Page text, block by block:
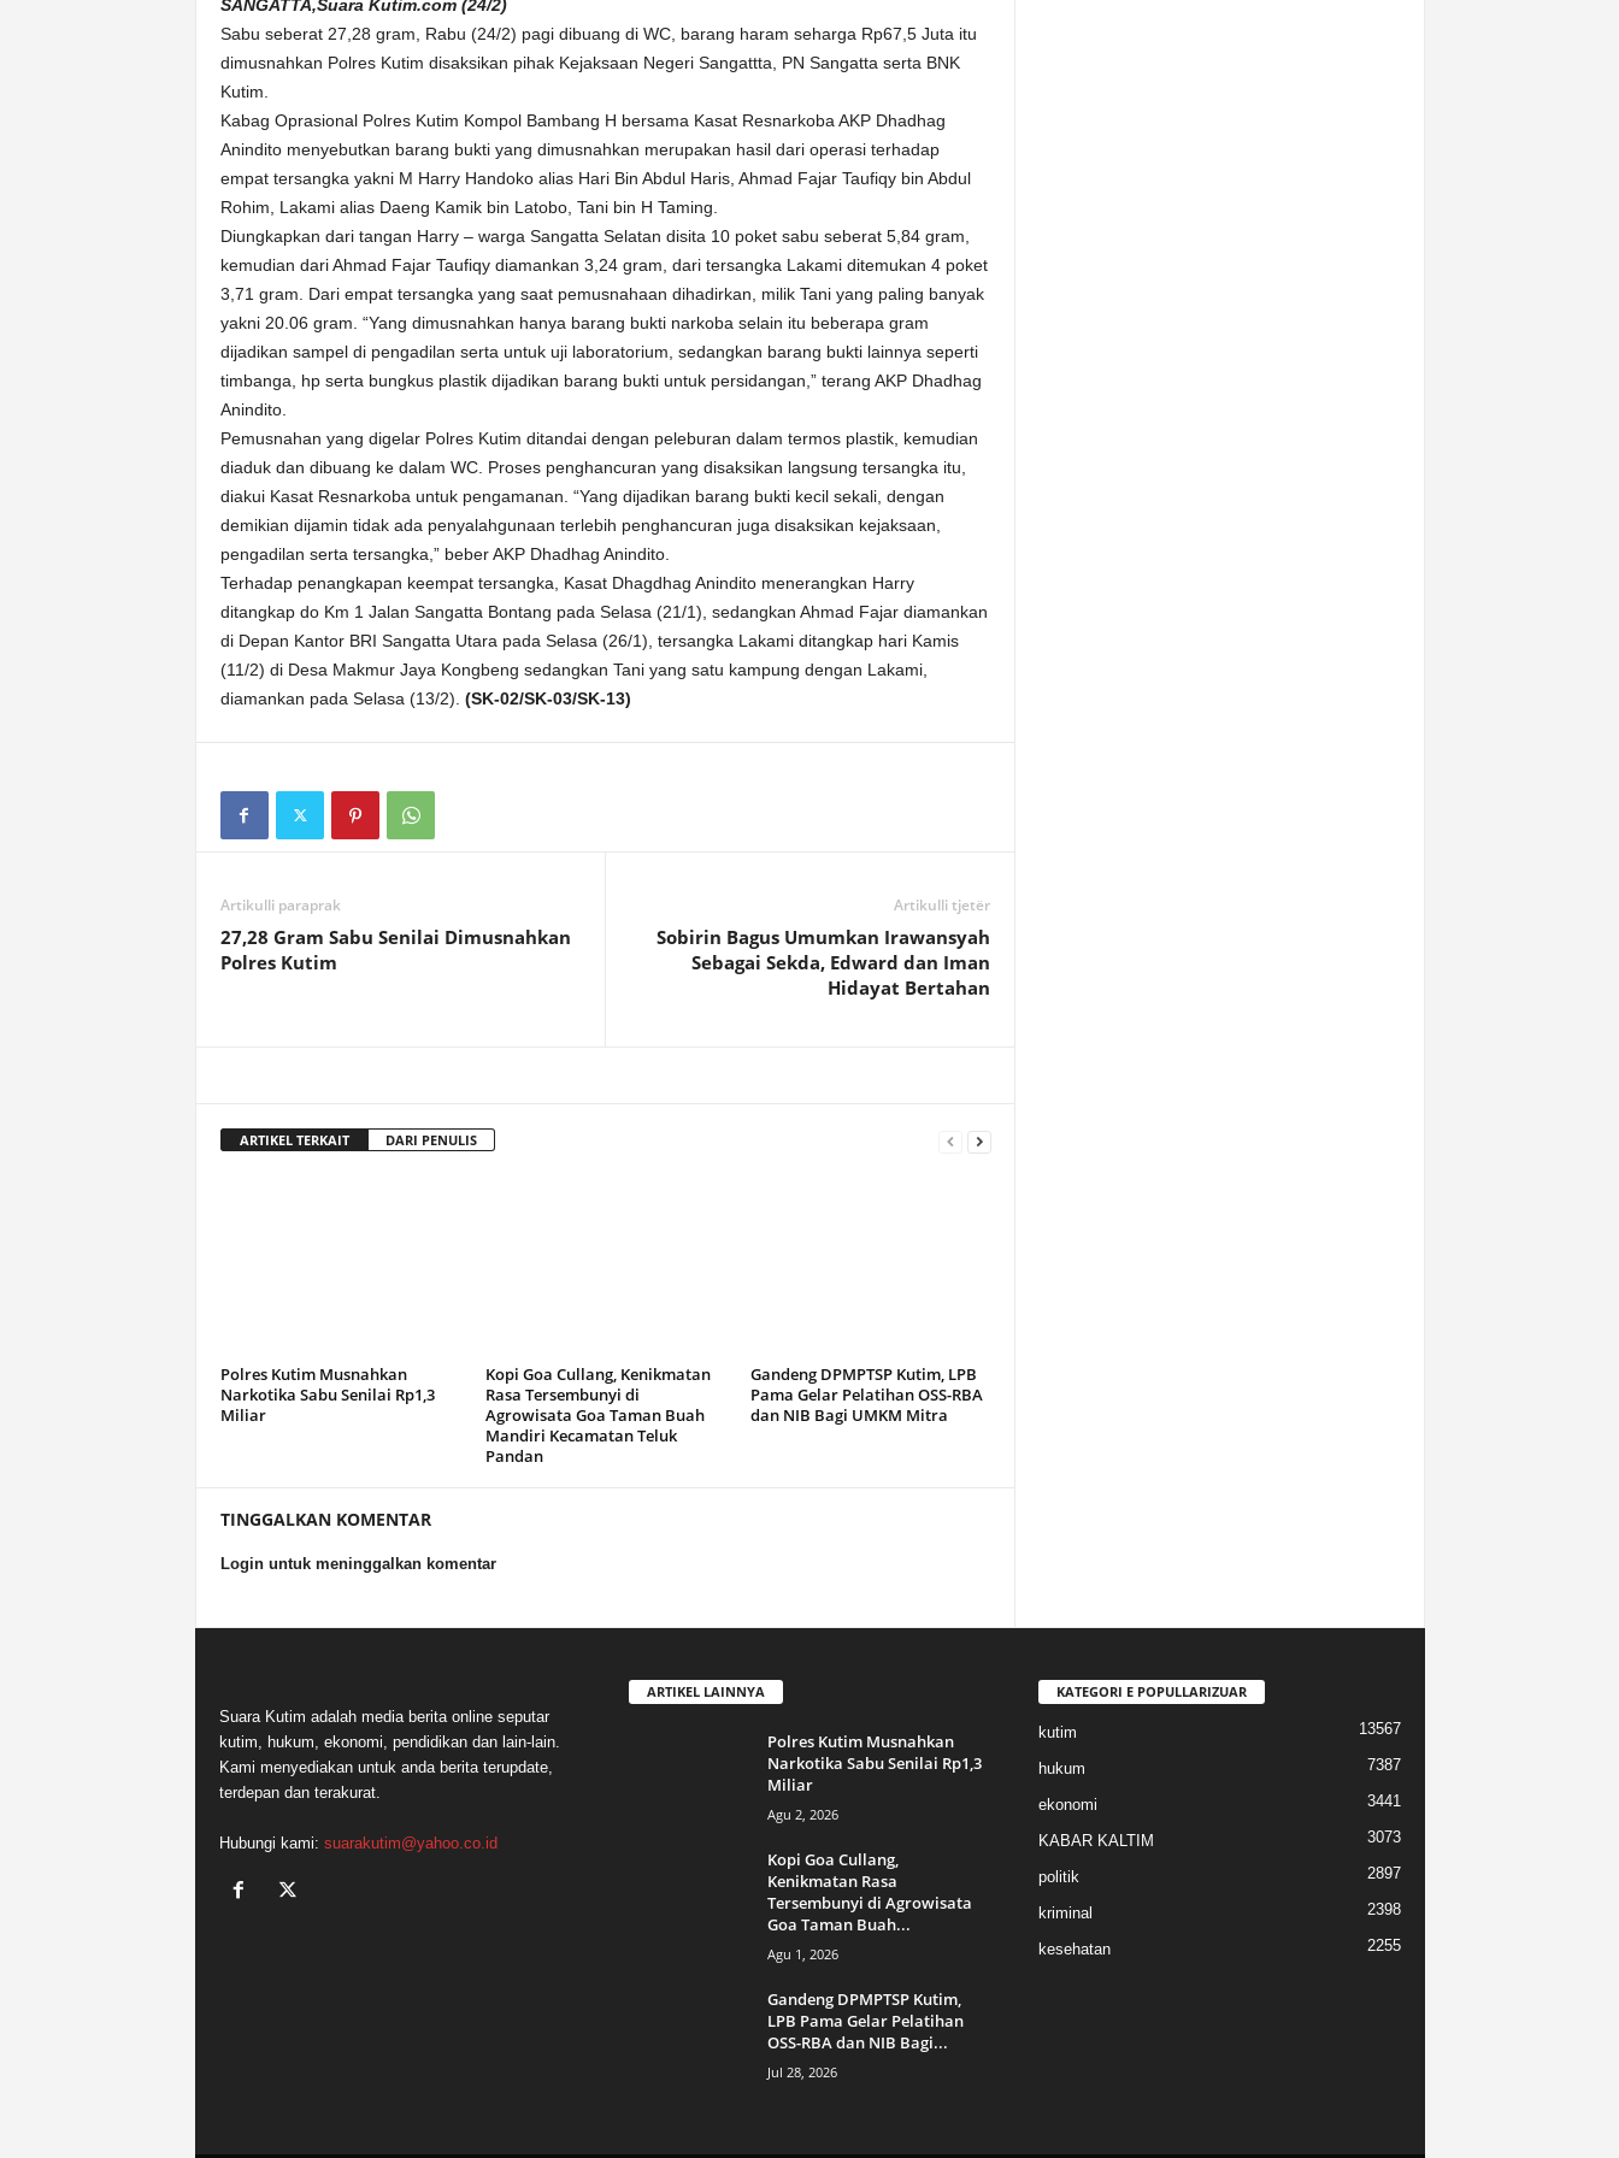
SANGATTA,Suara Kutim.com (24/2)
Sabu seberat 27,28 gram, Rabu (24/2) pagi dibuang di WC, barang haram seharga Rp67,5 Juta itu
dimusnahkan Polres Kutim disaksikan pihak Kejaksaan Negeri Sangattta, PN Sangatta serta BNK
Kutim.
Kabag Oprasional Polres Kutim Kompol Bambang H bersama Kasat Resnarkoba AKP Dhadhag
Anindito menyebutkan barang bukti yang dimusnahkan merupakan hasil dari operasi terhadap
empat tersangka yakni M Harry Handoko alias Hari Bin Abdul Haris, Ahmad Fajar Taufiqy bin Abdul
Rohim, Lakami alias Daeng Kamik bin Latobo, Tani bin H Taming.
Diungkapkan dari tangan Harry – warga Sangatta Selatan disita 10 poket sabu seberat 5,84 gram,
kemudian dari Ahmad Fajar Taufiqy diamankan 3,24 gram, dari tersangka Lakami ditemukan 4 poket
3,71 gram. Dari empat tersangka yang saat pemusnahaan dihadirkan, milik Tani yang paling banyak
yakni 20.06 gram. “Yang dimusnahkan hanya barang bukti narkoba selain itu beberapa gram
dijadikan sampel di pengadilan serta untuk uji laboratorium, sedangkan barang bukti lainnya seperti
timbanga, hp serta bungkus plastik dijadikan barang bukti untuk persidangan,” terang AKP Dhadhag
Anindito.
Pemusnahan yang digelar Polres Kutim ditandai dengan peleburan dalam termos plastik, kemudian
diaduk dan dibuang ke dalam WC. Proses penghancuran yang disaksikan langsung tersangka itu,
diakui Kasat Resnarkoba untuk pengamanan. “Yang dijadikan barang bukti kecil sekali, dengan
demikian dijamin tidak ada penyalahgunaan terlebih penghancuran juga disaksikan kejaksaan,
pengadilan serta tersangka,” beber AKP Dhadhag Anindito.
Terhadap penangkapan keempat tersangka, Kasat Dhagdhag Anindito menerangkan Harry
ditangkap do Km 1 Jalan Sangatta Bontang pada Selasa (21/1), sedangkan Ahmad Fajar diamankan
di Depan Kantor BRI Sangatta Utara pada Selasa (26/1), tersangka Lakami ditangkap hari Kamis
(11/2) di Desa Makmur Jaya Kongbeng sedangkan Tani yang satu kampung dengan Lakami,
diamankan pada Selasa (13/2). (SK-02/SK-03/SK-13)
Artikulli paraprak
27,28 Gram Sabu Senilai Dimusnahkan
Polres Kutim
Artikulli tjetër
Sobirin Bagus Umumkan Irawansyah
Sebagai Sekda, Edward dan Iman
Hidayat Bertahan
ARTIKEL TERKAIT DARI PENULIS
Polres Kutim Musnahkan
Narkotika Sabu Senilai Rp1,3
Miliar
Kopi Goa Cullang, Kenikmatan
Rasa Tersembunyi di
Agrowisata Goa Taman Buah
Mandiri Kecamatan Teluk
Pandan
Gandeng DPMPTSP Kutim, LPB
Pama Gelar Pelatihan OSS-RBA
dan NIB Bagi UMKM Mitra
TINGGALKAN KOMENTAR
Login untuk meninggalkan komentar
Suara Kutim adalah media berita online seputar
kutim, hukum, ekonomi, pendidikan dan lain-lain.
Kami menyediakan untuk anda berita terupdate,
terdepan dan terakurat.
Hubungi kami: suarakutim@yahoo.co.id
ARTIKEL LAINNYA
Polres Kutim Musnahkan
Narkotika Sabu Senilai Rp1,3
Miliar
Agu 2, 2026
Kopi Goa Cullang,
Kenikmatan Rasa
Tersembunyi di Agrowisata
Goa Taman Buah...
Agu 1, 2026
Gandeng DPMPTSP Kutim,
LPB Pama Gelar Pelatihan
OSS-RBA dan NIB Bagi...
Jul 28, 2026
KATEGORI E POPULLARIZUAR
kutim 13567
hukum 7387
ekonomi 3441
KABAR KALTIM 3073
politik 2897
kriminal 2398
kesehatan 2255